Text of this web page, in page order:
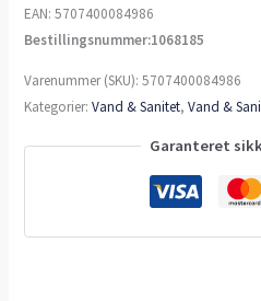
EAN:5707400084986
Bestillingsnummer:1068185
Varenummer (SKU):5707400084986
Kategorier:Vand & Sanitet,Vand &
Garanteret